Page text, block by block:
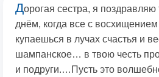
Дорогая сестра, я
днём, когда все с
купаешься в лучах счастья и
шампанское… в твою честь
и подруги.…Пусть это